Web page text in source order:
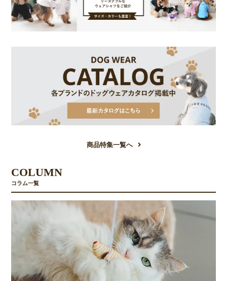
商品特集一覧へ
COLUMN
コラム一覧